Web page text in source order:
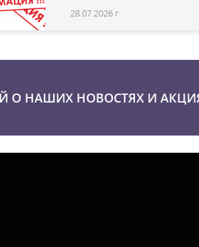
28.07.2026 г.
О НАШИХ НОВОСТЯХ И